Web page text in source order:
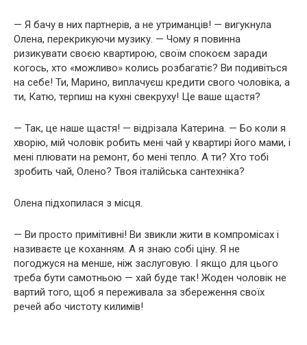
— Я бачу в них партнерів, а не утриманців! — вигукнула
Олена, перекрикуючи музику. — Чому я повинна
ризикувати своєю квартирою, своїм спокоєм заради
когось, хто «можливо» колись розбагатіє? Ви подивіться
на себе! Ти, Марино, виплачуєш кредити свого чоловіка, а
ти, Катю, терпиш на кухні свекруху! Це ваше щастя?
— Так, це наше щастя! — відрізала Катерина. — Бо коли я
хворію, мій чоловік робить мені чай у квартирі його мами, і
мені плювати на ремонт, бо мені тепло. А ти? Хто тобі
зробить чай, Олено? Твоя італійська сантехніка?
Олена підхопилася з місця.
— Ви просто примітивні! Ви звикли жити в компромісах і
називаєте це коханням. А я знаю собі ціну. Я не
погоджуся на менше, ніж заслуговую. І якщо для цього
треба бути самотньою — хай буде так! Жоден чоловік не
вартий того, щоб я переживала за збереження своїх
речей або чистоту килимів!